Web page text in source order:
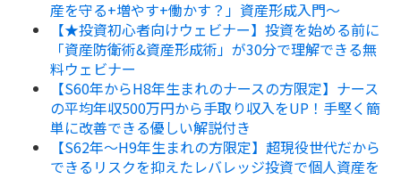
産を守る+増やす+働かす？」資産形成入門～
【★投資初心者向けウェビナー】投資を始める前に
「資産防衛術&資産形成術」が30分で理解できる無
料ウェビナー
【S60年からH8年生まれのナースの方限定】ナース
の平均年収500万円から手取り収入をUP！手堅く簡
単に改善できる優しい解説付き
【S62年～H9年生まれの方限定】超現役世代だから
できるリスクを抑えたレバレッジ投資で個人資産を